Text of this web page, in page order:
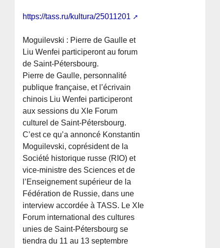
https://tass.ru/kultura/25011201
Moguilevski : Pierre de Gaulle et
Liu Wenfei participeront au forum
de Saint-Pétersbourg.
Pierre de Gaulle, personnalité
publique française, et l’écrivain
chinois Liu Wenfei participeront
aux sessions du XIe Forum
culturel de Saint-Pétersbourg.
C’est ce qu’a annoncé Konstantin
Moguilevski, coprésident de la
Société historique russe (RIO) et
vice-ministre des Sciences et de
l’Enseignement supérieur de la
Fédération de Russie, dans une
interview accordée à TASS. Le XIe
Forum international des cultures
unies de Saint-Pétersbourg se
tiendra du 11 au 13 septembre